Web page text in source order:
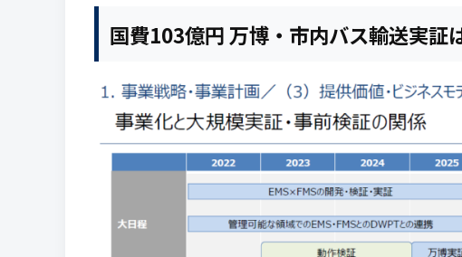
国費103億円 万博・市内バス輸送実証